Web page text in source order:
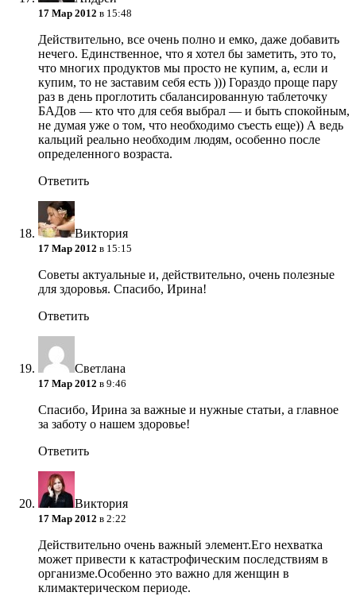
17 Мар 2012 в 15:48
Действительно, все очень полно и емко, даже добавить
нечего. Единственное, что я хотел бы заметить, это то,
что многих продуктов мы просто не купим, а, если и
купим, то не заставим себя есть ))) Гораздо проще пару
раз в день проглотить сбалансированную таблеточку
БАДов — кто что для себя выбрал — и быть спокойным,
не думая уже о том, что необходимо съесть еще)) А ведь
кальций реально необходим людям, особенно после
определенного возраста.
Ответить
Виктория
17 Мар 2012 в 15:15
Советы актуальные и, действительно, очень полезные
для здоровья. Спасибо, Ирина!
Ответить
Светлана
17 Мар 2012 в 9:46
Спасибо, Ирина за важные и нужные статьи, а главное
за заботу о нашем здоровье!
Ответить
Виктория
17 Мар 2012 в 2:22
Действительно очень важный элемент.Его нехватка
может привести к катастрофическим последствиям в
организме.Особенно это важно для женщин в
климактерическом периоде.